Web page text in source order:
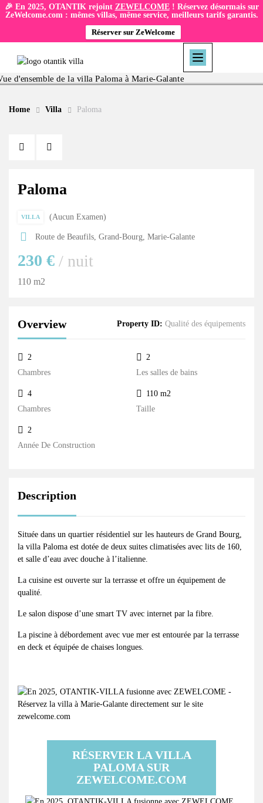
🎉 En 2025, OTANTIK rejoint ZEWELCOME! Réservez désormais sur
ZeWelcome.com : mêmes villas, même service, meilleurs tarifs garantis.
Réserver sur ZeWelcome
Home Villa Paloma
Paloma
VILLA Aucun Examen
Route de Beaufils, Grand-Bourg, Marie-Galante
230 € / nuit
110 m2
Overview Property ID: Qualité des équipements
Chambres
2
Les salles de bains
2
Chambres
4
Taille
110 m2
Année De Construction
2
Description
Située dans un quartier résidentiel sur les hauteurs de Grand Bourg,
la villa Paloma est dotée de deux suites climatisées avec lits de 160,
et salle d’eau avec douche à l’italienne.
La cuisine est ouverte sur la terrasse et offre un équipement de
qualité.
Le salon dispose d’une smart TV avec internet par la fibre.
La piscine à débordement avec vue mer est entourée par la terrasse
en deck et équipée de chaises longues.
RÉSERVER LA VILLA
PALOMA SUR
ZEWELCOME.COM